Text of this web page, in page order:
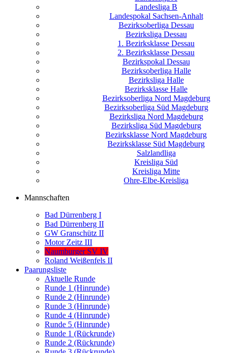
Landesliga B
Landespokal Sachsen-Anhalt
Bezirksoberliga Dessau
Bezirksliga Dessau
1. Bezirksklasse Dessau
2. Bezirksklasse Dessau
Bezirkspokal Dessau
Bezirksoberliga Halle
Bezirksliga Halle
Bezirksklasse Halle
Bezirksoberliga Nord Magdeburg
Bezirksoberliga Süd Magdeburg
Bezirksliga Nord Magdeburg
Bezirksliga Süd Magdeburg
Bezirksklasse Nord Magdeburg
Bezirksklasse Süd Magdeburg
Salzlandliga
Kreisliga Süd
Kreisliga Mitte
Ohre-Elbe-Kreisliga
Mannschaften
Bad Dürrenberg I
Bad Dürrenberg II
GW Granschütz II
Motor Zeitz III
Naumburger SV IV
Roland Weißenfels II
Paarungsliste
Aktuelle Runde
Runde 1 (Hinrunde)
Runde 2 (Hinrunde)
Runde 3 (Hinrunde)
Runde 4 (Hinrunde)
Runde 5 (Hinrunde)
Runde 1 (Rückrunde)
Runde 2 (Rückrunde)